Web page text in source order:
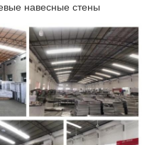
навесные стены